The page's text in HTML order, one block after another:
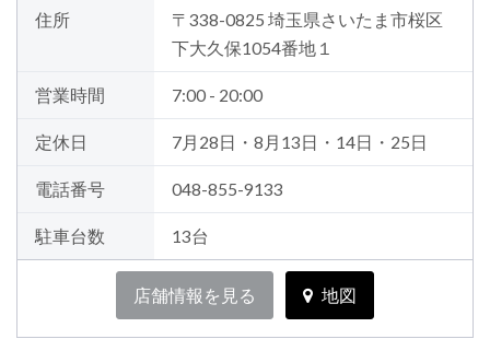
住所
〒338-0825 埼玉県さいたま市桜区
下大久保1054番地１
営業時間 7:00 - 20:00
定休日 7月28日・8月13日・14日・25日
電話番号 048-855-9133
駐車台数 13台
店舗情報を見る 地図